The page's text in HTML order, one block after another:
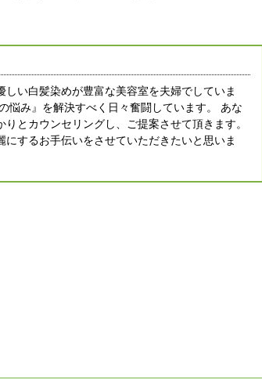
い白髪染めが豊富な美容室を夫婦でしていま
悩み』を解決すべく日々奮闘しています。 あな
とカウンセリングし、ご提案させて頂きます。
にするお手伝いをさせていただきたいと思いま